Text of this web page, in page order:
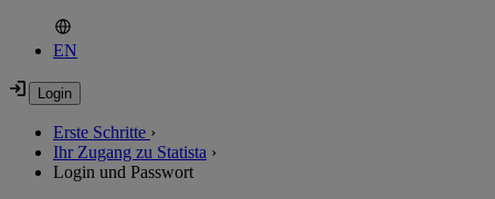
EN
Erste Schritte ›
Ihr Zugang zu Statista ›
Login und Passwort